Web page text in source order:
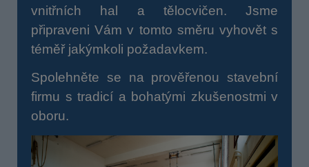
vnitřních hal a tělocvičen. Jsme
připraveni Vám v tomto směru vyhovět s
téměř jakýmkoli požadavkem.
Spolehněte se na prověřenou stavební
firmu s tradicí a bohatými zkušenostmi v
oboru.